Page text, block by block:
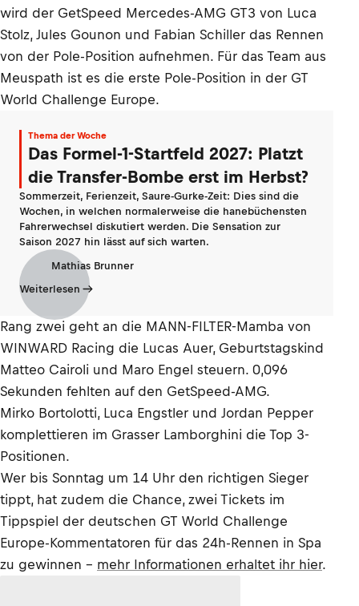
wird der GetSpeed Mercedes-AMG GT3 von Luca
Stolz, Jules Gounon und Fabian Schiller das Rennen
von der Pole-Position aufnehmen. Für das Team aus
Meuspath ist es die erste Pole-Position in der GT
World Challenge Europe.
Thema der Woche
Das Formel-1-Startfeld 2027: Platzt
die Transfer-Bombe erst im Herbst?
Sommerzeit, Ferienzeit, Saure-Gurke-Zeit: Dies sind die
Wochen, in welchen normalerweise die hanebüchensten
Fahrerwechsel diskutiert werden. Die Sensation zur
Saison 2027 hin lässt auf sich warten.
Mathias Brunner
Weiterlesen
Rang zwei geht an die MANN-FILTER-Mamba von
WINWARD Racing die Lucas Auer, Geburtstagskind
Matteo Cairoli und Maro Engel steuern. 0,096
Sekunden fehlten auf den GetSpeed-AMG.
Mirko Bortolotti, Luca Engstler und Jordan Pepper
komplettieren im Grasser Lamborghini die Top 3-
Positionen.
Wer bis Sonntag um 14 Uhr den richtigen Sieger
tippt, hat zudem die Chance, zwei Tickets im
Tippspiel der deutschen GT World Challenge
Europe-Kommentatoren für das 24h-Rennen in Spa
zu gewinnen – mehr Informationen erhaltet ihr hier.